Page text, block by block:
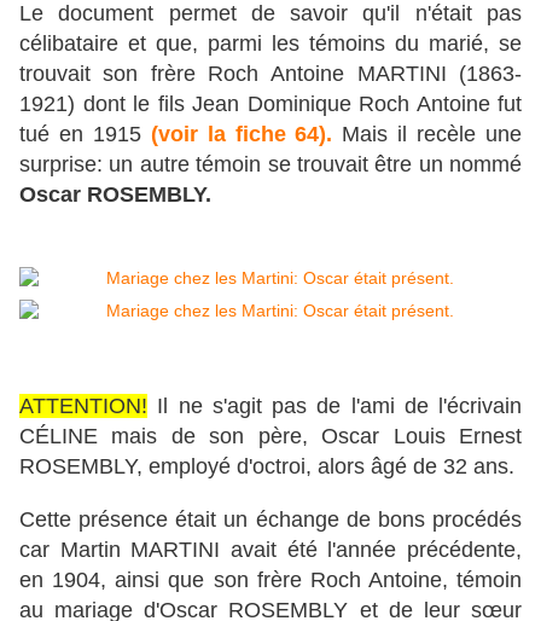
Ledocument permet de savoir qu'il n'était pas
célibataire et que, parmi les témoins du marié, se
trouvaitson frère Roch Antoine MARTINI (1863-
1921) dont le fils Jean Dominique Roch Antoine fut
tué en 1915 (voir la fiche 64). Mais il recèle une
surprise: un autre témoin se trouvait être un nommé
Oscar ROSEMBLY.
ATTENTION! Il ne s'agit pas de l'ami de l'écrivain
CÉLINE mais de son père, Oscar Louis Ernest
ROSEMBLY, employé d'octroi, alors âgé de 32 ans.
Cette présence était un échange de bons procédés
car Martin MARTINI avait été
l'année précédente,
en 1904, ainsi que son frère Roch Antoine, témoin
au mariage d'Oscar ROSEMBLY et de leur sœur